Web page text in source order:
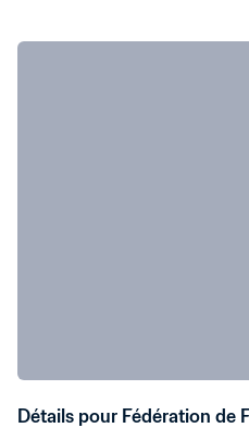
Détails pour Fédération de